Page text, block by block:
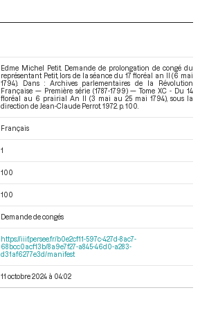
Edme Michel Petit. Demande de prolongation de congé du
représentant Petit, lors de la séance du 17 floréal an II (6 mai
1794). Dans : Archives parlementaires de la Révolution
Française — Première série (1787-1799) — Tome XC - Du 14
floréal au 6 prairial An II (3 mai au 25 mai 1794), sous la
direction de Jean-Claude Perrot. 1972. p. 100.
Français
1
100
100
Demande de congés
https://iiif.persee.fr/b0e2cf11-597c-427d-8ac7-
68bcc0acf13b/8a9e7f27-a845-46d0-a283-
d31af6277e3d/manifest
11 octobre 2024 à 04:02